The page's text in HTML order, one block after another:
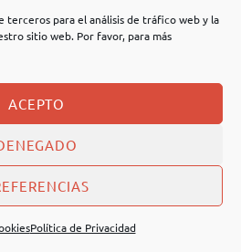
terceros para el análisis de tráfico web y la
sitio web. Por favor, para más
ACEPTO
Política de Privacidad